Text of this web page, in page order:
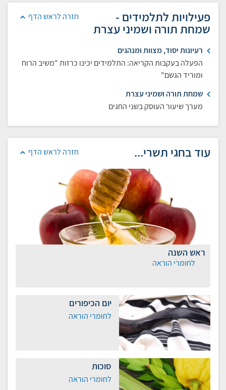
חזרה לראש הדף פעילויות לתלמידים -
שמחת תורה ושמיני עצרת
רעיונות יסוד, מצוות ומנהגים
הפעלה בעקבות הקריאה: התלמידים יכינו כרזות "משיב הרוח
ומוריד הגשם"
שמחת תורה ושמיני עצרת
מערך שיעור העוסק בשני החגים
חזרה לראש הדף עוד בחגי תשרי...
ראש השנה
לחומרי הוראה
יום הכיפורים
לחומרי הוראה
סוכות
לחומרי הוראה